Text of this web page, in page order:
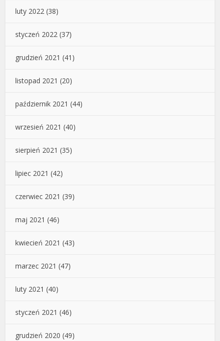
luty 2022 (38)
styczeń 2022 (37)
grudzień 2021 (41)
listopad 2021 (20)
październik 2021 (44)
wrzesień 2021 (40)
sierpień 2021 (35)
lipiec 2021 (42)
czerwiec 2021 (39)
maj 2021 (46)
kwiecień 2021 (43)
marzec 2021 (47)
luty 2021 (40)
styczeń 2021 (46)
grudzień 2020 (49)